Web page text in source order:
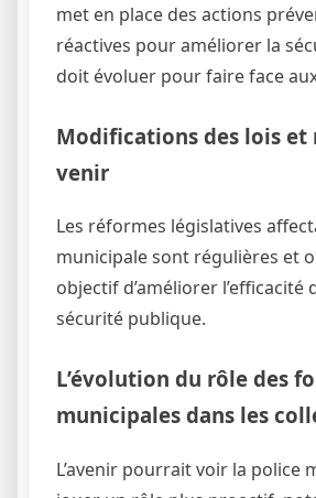
met en place des actions
réactives pour améliorer la
doit évoluer pour faire face
Modifications des lois et
venir
Les réformes législatives
municipale sont régulières et
objectif d’améliorer l’efficacité
sécurité publique.
L’évolution du rôle des
municipales dans les
L’avenir pourrait voir la police